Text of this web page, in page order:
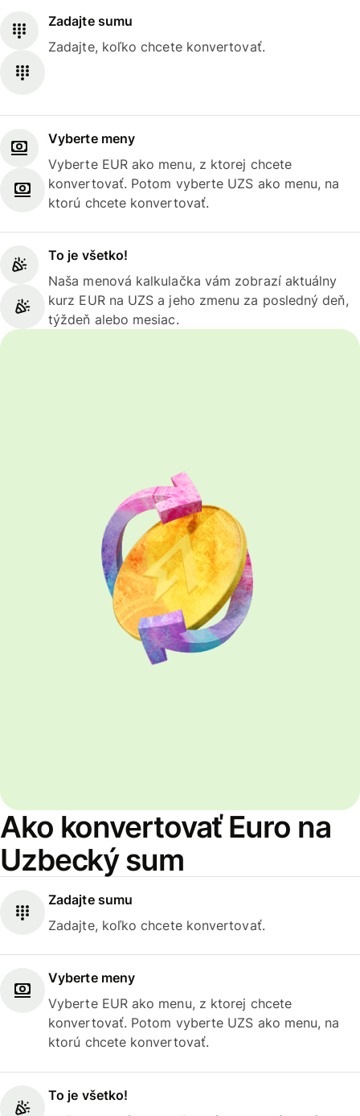
Zadajte sumu
Zadajte, koľko chcete konvertovať.
Vyberte meny
Vyberte EUR ako menu, z ktorej chcete
konvertovať. Potom vyberte UZS ako menu, na
ktorú chcete konvertovať.
To je všetko!
Naša menová kalkulačka vám zobrazí aktuálny
kurz EUR na UZS a jeho zmenu za posledný deň,
týždeň alebo mesiac.
Ako konvertovať Euro na
Uzbecký sum
Zadajte sumu
Zadajte, koľko chcete konvertovať.
Vyberte meny
Vyberte EUR ako menu, z ktorej chcete
konvertovať. Potom vyberte UZS ako menu, na
ktorú chcete konvertovať.
To je všetko!